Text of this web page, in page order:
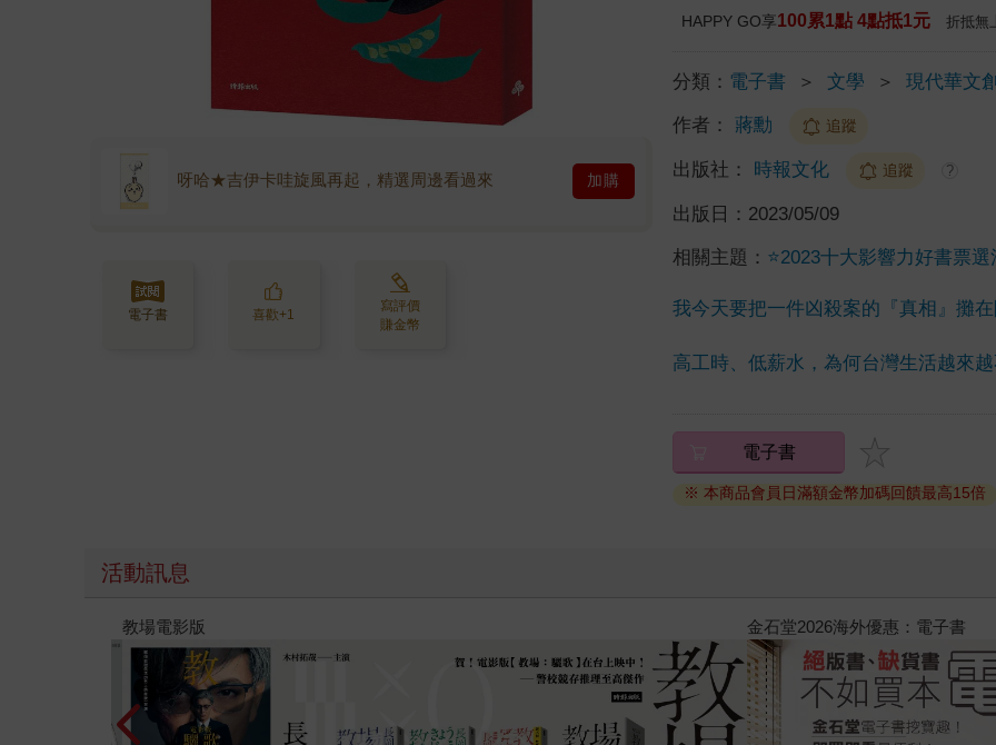
呀哈★吉伊卡哇旋風再起，精選周邊看過來 加購
電子書 喜歡+1
寫評價
賺金幣
HAPPY GO享100累1點 4點抵1元 折抵無
分類： 電子書 ＞ 文學 ＞ 現代華文
作者： 蔣勳 追蹤
出版社： 時報文化 追蹤 ?
出版日： 2023/05/09
相關主題： ⭐2023十大影響力好書票
我今天要把一件凶殺案的『真相』攤
高工時、低薪水，為何台灣生活越來
電子書
※ 本商品會員日滿額金幣加碼回饋最高15倍
活動訊息
時報經典展69折起 黃色書刊回來了！一起走進他的